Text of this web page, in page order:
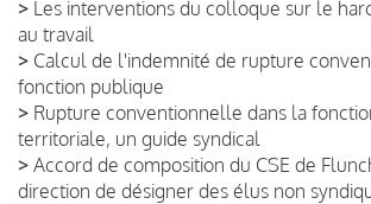
> Les interventions du colloque sur le
au travail
> Calcul de l'indemnité de rupture
fonction publique
> Rupture conventionnelle dans la
territoriale, un guide syndical
> Accord de composition du CSE de
direction de désigner des élus non